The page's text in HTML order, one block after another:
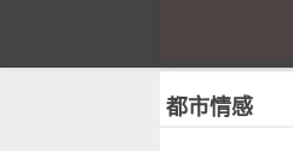
都市情感